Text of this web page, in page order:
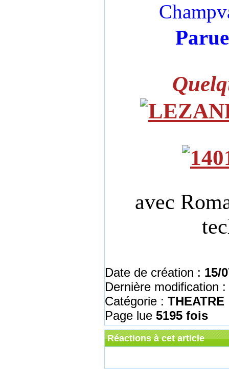
avec
Date de création : 15/
Dernière modification :
Catégorie : THEATRE
Page lue 5195 fois
Réactions à cet article